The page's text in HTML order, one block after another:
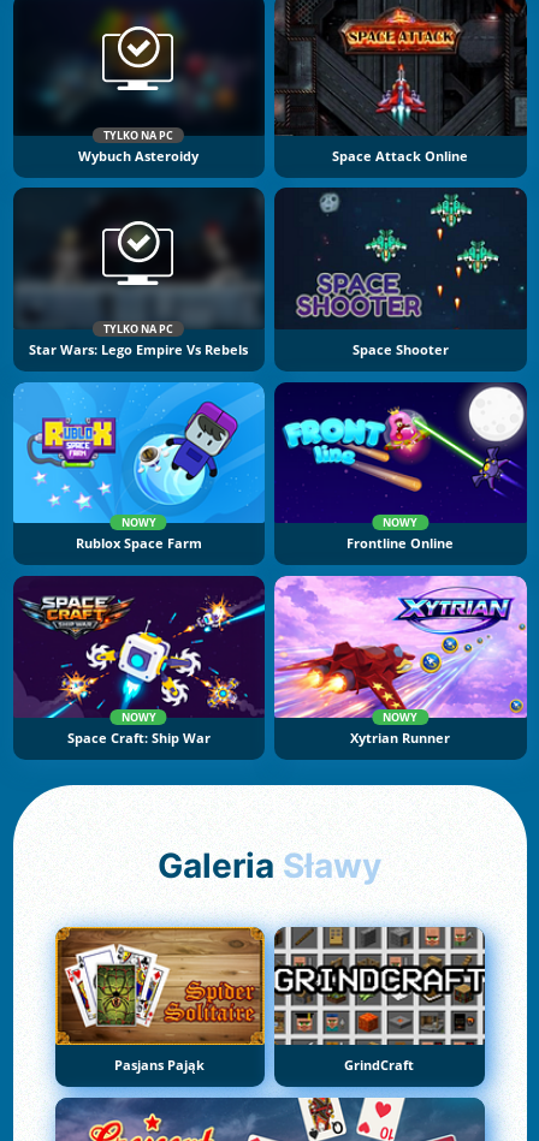
TYLKO NA PC
Wybuch Asteroidy Space Attack Online
TYLKO NA PC
Star Wars: Lego Empire Vs Rebels Space Shooter
NOWY
Rublox Space Farm
NOWY
Frontline Online
NOWY
Space Craft: Ship War
NOWY
Xytrian Runner
Galeria Sławy
Pasjans Pająk GrindCraft